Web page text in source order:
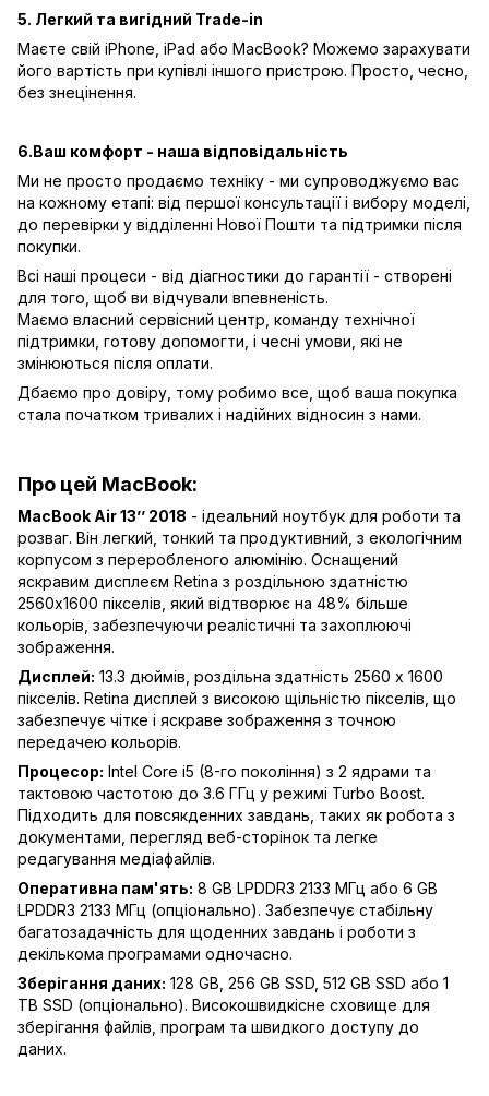
5. Легкий та вигідний Trade-in
Маєте свій iPhone, iPad або MacBook? Можемо зарахувати
його вартість при купівлі іншого пристрою. Просто, чесно,
без знецінення.
6.Ваш комфорт - наша відповідальність
Ми не просто продаємо техніку - ми супроводжуємо вас
на кожному етапі: від першої консультації і вибору моделі,
до перевірки у відділенні Нової Пошти та підтримки після
покупки.
Всі наші процеси - від діагностики до гарантії - створені
для того, щоб ви відчували впевненість.
Маємо власний сервісний центр, команду технічної
підтримки, готову допомогти, і чесні умови, які не
змінюються після оплати.
Дбаємо про довіру, тому робимо все, щоб ваша покупка
стала початком тривалих і надійних відносин з нами.
Про цей MacBook:
MacBook Air 13’’ 2018 - ідеальний ноутбук для роботи та
розваг. Він легкий, тонкий та продуктивний, з екологічним
корпусом з переробленого алюмінію. Оснащений
яскравим дисплеєм Retina з роздільною здатністю
2560x1600 пікселів, який відтворює на 48% більше
кольорів, забезпечуючи реалістичні та захоплюючі
зображення.
Дисплей: 13.3 дюймів, роздільна здатність 2560 x 1600
пікселів. Retina дисплей з високою щільністю пікселів, що
забезпечує чітке і яскраве зображення з точною
передачею кольорів.
Процесор: Intel Core i5 (8-го покоління) з 2 ядрами та
тактовою частотою до 3.6 ГГц у режимі Turbo Boost.
Підходить для повсякденних завдань, таких як робота з
документами, перегляд веб-сторінок та легке
редагування медіафайлів.
Оперативна пам'ять: 8 GB LPDDR3 2133 МГц або 6 GB
LPDDR3 2133 МГц (опціонально). Забезпечує стабільну
багатозадачність для щоденних завдань і роботи з
декількома програмами одночасно.
Зберігання даних: 128 GB, 256 GB SSD, 512 GB SSD або 1
TB SSD (опціонально). Високошвидкісне сховище для
зберігання файлів, програм та швидкого доступу до
даних.